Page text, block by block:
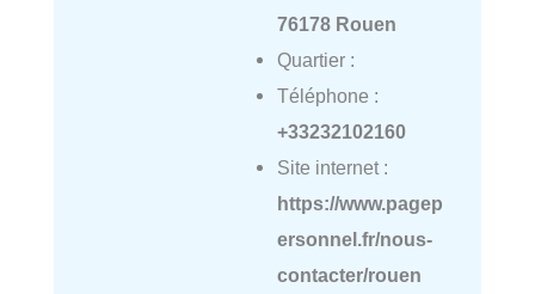
76178 Rouen
Quartier :
Téléphone :
+33232102160
Site internet :
https://www.pagep
ersonnel.fr/nous-
contacter/rouen